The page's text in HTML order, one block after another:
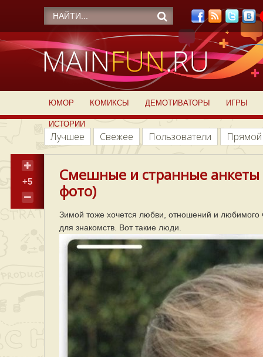
ЮМОР КОМИКСЫ ДЕМОТИВАТОРЫ ИГРЫ
ИСТОРИИ
Лучшее Свежее Пользователи
+5
Смешные и странные анкеты
фото)
Зимой тоже хочется любви, отношений и
для знакомств. Вот такие люди.